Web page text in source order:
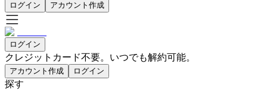
ログイン アカウント作成
ログイン
クレジットカード不要。いつでも解約可能。
アカウント作成 ログイン
探す